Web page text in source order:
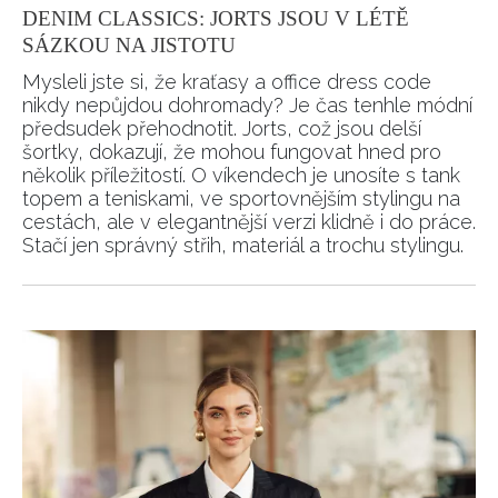
DENIM CLASSICS: JORTS JSOU V LÉTĚ
SÁZKOU NA JISTOTU
Mysleli jste si, že kraťasy a office dress code
nikdy nepůjdou dohromady? Je čas tenhle módní
předsudek přehodnotit. Jorts, což jsou delší
šortky, dokazují, že mohou fungovat hned pro
několik příležitostí. O víkendech je unosíte s tank
topem a teniskami, ve sportovnějším stylingu na
cestách, ale v elegantnější verzi klidně i do práce.
Stačí jen správný střih, materiál a trochu stylingu.